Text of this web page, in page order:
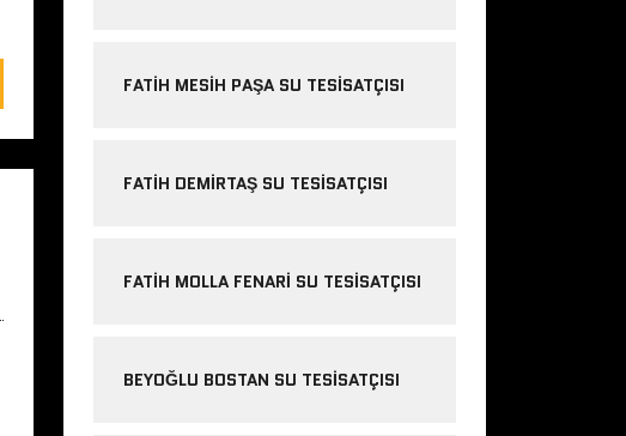
FATIH MESIH PAŞA SU TESISATÇISI
FATIH DEMIRTAŞ SU TESISATÇISI
FATIH MOLLA FENARI SU TESISATÇISI
BEYOĞLU BOSTAN SU TESISATÇISI